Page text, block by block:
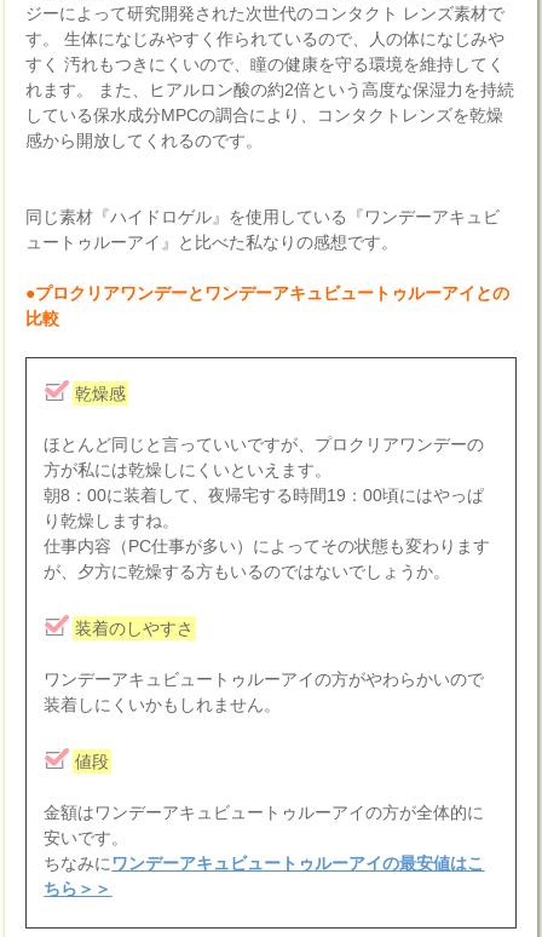
ジーによって研究開発された次世代のコンタクト レンズ素材で
す。 生体になじみやすく作られているので、人の体になじみや
すく 汚れもつきにくいので、瞳の健康を守る環境を維持してく
れます。 また、ヒアルロン酸の約2倍という高度な保湿力を持続
している保水成分MPCの調合により、コンタクトレンズを乾燥
感から開放してくれるのです。
同じ素材『ハイドロゲル』を使用している『ワンデーアキュビ
ュートゥルーアイ』と比べた私なりの感想です。
●プロクリアワンデーとワンデーアキュビュートゥルーアイとの
比較
乾燥感
ほとんど同じと言っていいですが、プロクリアワンデーの
方が私には乾燥しにくいといえます。
朝8：00に装着して、夜帰宅する時間19：00頃にはやっぱ
り乾燥しますね。
仕事内容（PC仕事が多い）によってその状態も変わります
が、夕方に乾燥する方もいるのではないでしょうか。
装着のしやすさ
ワンデーアキュビュートゥルーアイの方がやわらかいので
装着しにくいかもしれません。
値段
金額はワンデーアキュビュートゥルーアイの方が全体的に
安いです。
ちなみにワンデーアキュビュートゥルーアイの最安値はこ
ちら＞＞